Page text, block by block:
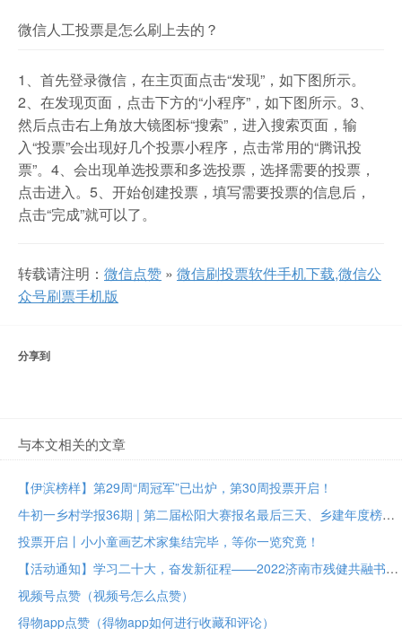
微信人工投票是怎么刷上去的？
1、首先登录微信，在主页面点击“发现”，如下图所示。
2、在发现页面，点击下方的“小程序”，如下图所示。3、
然后点击右上角放大镜图标“搜索”，进入搜索页面，输
入“投票”会出现好几个投票小程序，点击常用的“腾讯投
票”。4、会出现单选投票和多选投票，选择需要的投票，
点击进入。5、开始创建投票，填写需要投票的信息后，
点击“完成”就可以了。
转载请注明： 微信点赞 » 微信刷投票软件手机下载,微信公
众号刷票手机版
分享到
与本文相关的文章
【伊滨榜样】第29周“周冠军”已出炉，第30周投票开启！
牛初一乡村学报36期 | 第二届松阳大赛报名最后三天、乡建年度榜样大众投票进行中
投票开启丨小小童画艺术家集结完毕，等你一览究竟！
【活动通知】学习二十大，奋发新征程——2022济南市残健共融书法美术作品展投票评选
视频号点赞（视频号怎么点赞）
得物app点赞（得物app如何进行收藏和评论）